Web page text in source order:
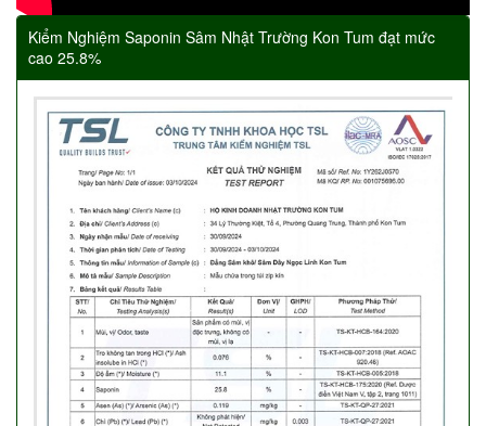
Kiểm Nghiệm Saponin Sâm Nhật Trường Kon Tum đạt mức
cao 25.8%